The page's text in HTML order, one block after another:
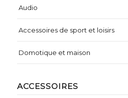
Audio
Accessoires de sport et loisirs
Domotique et maison
ACCESSOIRES